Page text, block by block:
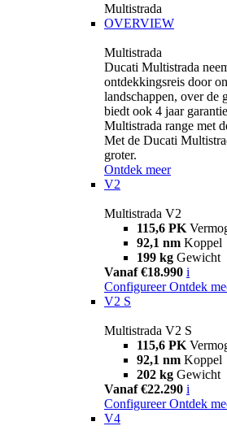
Multistrada
OVERVIEW
Multistrada
Ducati Multistrada
ontdekkingsreis door
landschappen, over de
biedt ook 4 jaar
Multistrada range met
Met de Ducati
groter.
Ontdek meer
V2
Multistrada V2
115,6 PK
92,1 nm Koppel
199 kg Gewicht
Vanaf €18.990 i
Configureer Ontdek
V2 S
Multistrada V2 S
115,6 PK
92,1 nm Koppel
202 kg Gewicht
Vanaf €22.290 i
Configureer Ontdek
V4